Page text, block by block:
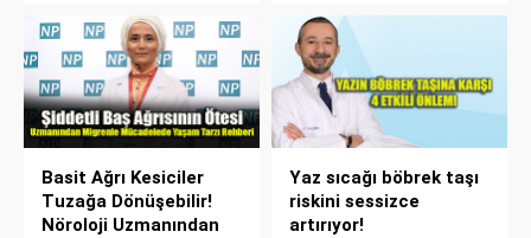
Basit Ağrı Kesiciler
Tuzağa Dönüşebilir!
Nöroloji Uzmanından
Yaz sıcağı böbrek taşı
riskini sessizce
artırıyor!